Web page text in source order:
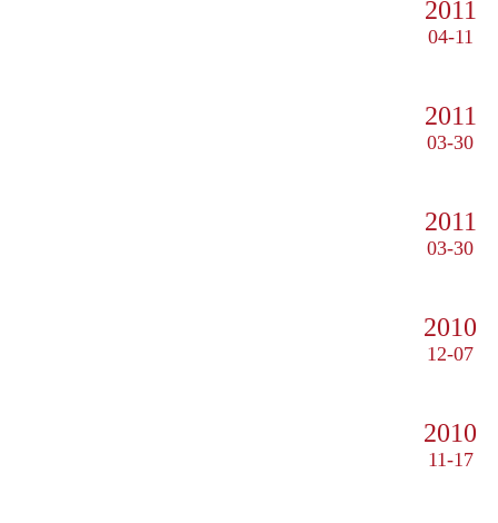
2011
04-11
2011
03-30
2011
03-30
2010
12-07
2010
11-17